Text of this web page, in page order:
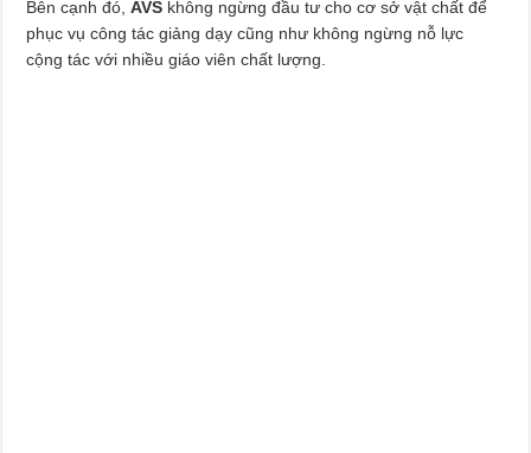
Bên cạnh đó,AVS không ngừng đầu tư cho cơ sở vật chất để
phục vụ công tác giảng dạy cũng như không ngừng nỗ lực
cộng tác với nhiều giáo viên chất lượng.